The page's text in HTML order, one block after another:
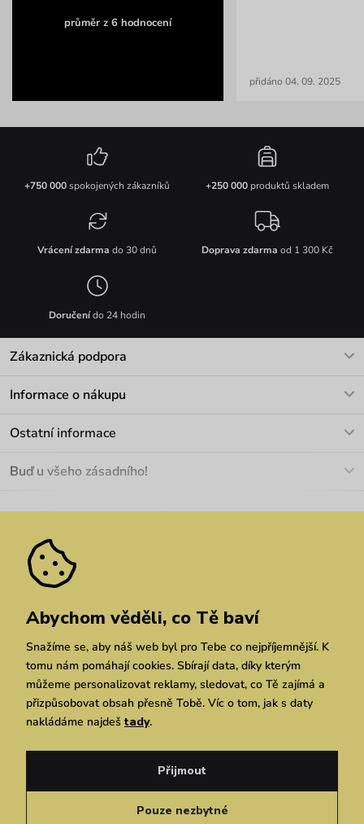
průměr z 6 hodnocení
přidáno 04. 09. 2025
+750 000spokojených zákazníků +250 000produktů skladem
Vrácení zdarma do 30 dnů Doprava zdarma od 1 300 Kč
Doručenído 24 hodin
Zákaznická podpora
Informace o nákupu
Materiály a údržba
Pozáruční opravy
Ostatní informace
Velkoobchod
We Care
Dárkové poukazy
Vuchlook
Prodejny
Praha Brno Chrudim
Buď u všeho zásadního!
Zásady ochrany osobních údajů
Simplia.cz
Zásady ochrany osobních údajů
Abychom věděli, co Tě baví
Snažíme se, aby náš web byl pro Tebe co nejpříjemnější. K
tomu nám pomáhají cookies. Sbírají data, díky kterým
můžeme personalizovat reklamy, sledovat, co Tě zajímá a
přizpůsobovat obsah přesně Tobě. Víc o tom, jak s daty
nakládáme najdeš tady.
Pouze nezbytné
Přijmout